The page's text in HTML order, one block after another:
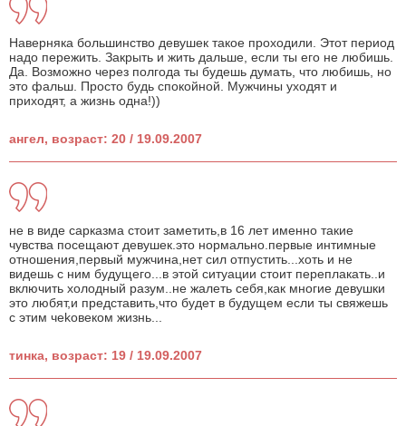
Наверняка большинство девушек такое проходили. Этот период
надо пережить. Закрыть и жить дальше, если ты его не любишь.
Да. Возможно через полгода ты будешь думать, что любишь, но
это фальш. Просто будь спокойной. Мужчины уходят и
приходят, а жизнь одна!))
ангел, возраст: 20 / 19.09.2007
не в виде сарказма стоит заметить,в 16 лет именно такие
чувства посещают девушек.это нормально.первые интимные
отношения,первый мужчина,нет сил отпустить...хоть и не
видешь с ним будущего...в этой ситуации стоит переплакать..и
включить холодный разум..не жалеть себя,как многие девушки
это любят,и представить,что будет в будущем если ты свяжешь
с этим чеkовеком жизнь...
тинка, возраст: 19 / 19.09.2007